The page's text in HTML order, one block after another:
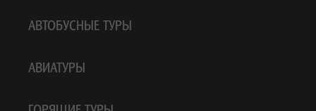
АВТОБУСНЫЕ ТУРЫ
АВИАТУРЫ